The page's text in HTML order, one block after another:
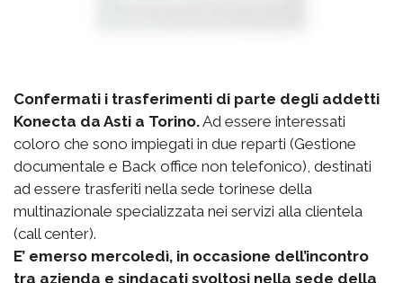
Confermati i trasferimenti di parte degli addetti
Konecta da Asti a Torino.Ad essere interessati
coloro che sono impiegati in due reparti (Gestione
documentale e Back office non telefonico), destinati
ad essere trasferiti nella sede torinese della
multinazionale specializzata nei servizi alla clientela
(call center).
E’ emerso mercoledì, in occasione dell’incontro
tra azienda e sindacati svoltosi nella sede della